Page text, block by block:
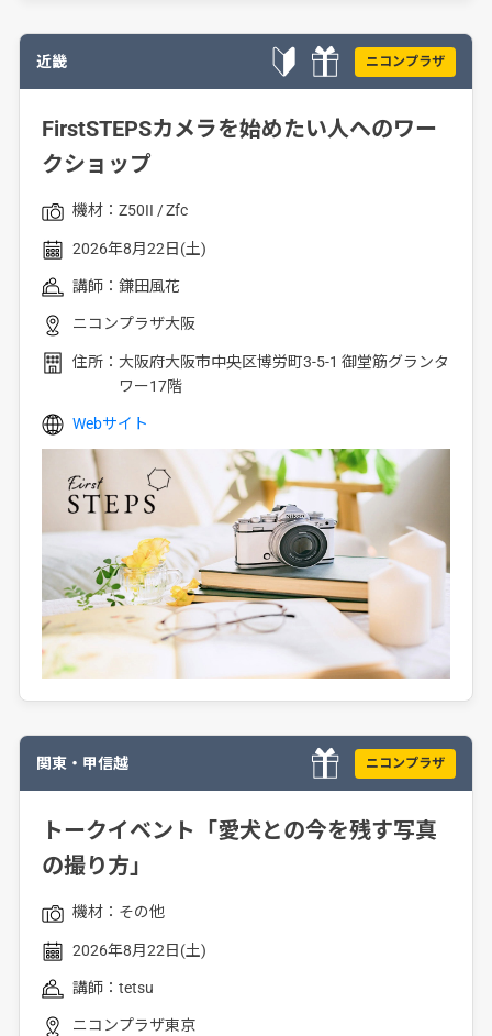
近畿 ニコンプラザ
FirstSTEPSカメラを始めたい人へのワー
クショップ
機材： Z50II Zfc
2026年8月22日(土)
講師： 鎌田風花
ニコンプラザ大阪
住所： 大阪府大阪市中央区博労町3-5-1 御堂筋グランタ
ワー17階
Webサイト
関東・甲信越 ニコンプラザ
トークイベント「愛犬との今を残す写真
の撮り方」
機材： その他
2026年8月22日(土)
講師： tetsu
ニコンプラザ東京